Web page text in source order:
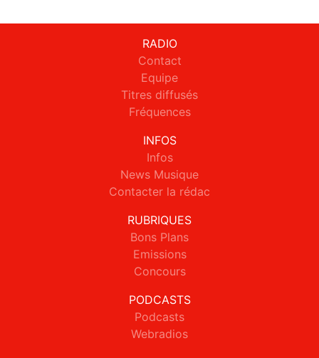
RADIO
Contact
Equipe
Titres diffusés
Fréquences
INFOS
Infos
News Musique
Contacter la rédac
RUBRIQUES
Bons Plans
Emissions
Concours
PODCASTS
Podcasts
Webradios